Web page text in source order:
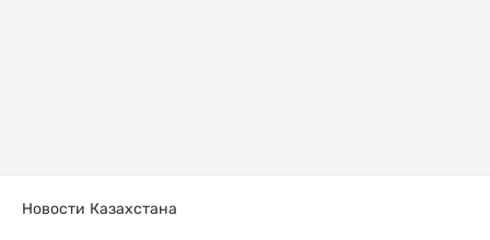
Новости Казахстана